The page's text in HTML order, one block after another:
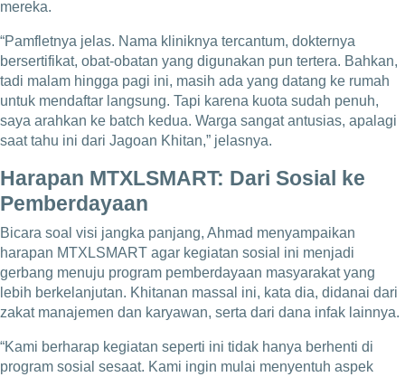
mereka.
“Pamfletnya jelas. Nama kliniknya tercantum, dokternya
bersertifikat, obat-obatan yang digunakan pun tertera. Bahkan,
tadi malam hingga pagi ini, masih ada yang datang ke rumah
untuk mendaftar langsung. Tapi karena kuota sudah penuh,
saya arahkan ke batch kedua. Warga sangat antusias, apalagi
saat tahu ini dari Jagoan Khitan,” jelasnya.
Harapan MTXLSMART: Dari Sosial ke
Pemberdayaan
Bicara soal visi jangka panjang, Ahmad menyampaikan
harapan MTXLSMART agar kegiatan sosial ini menjadi
gerbang menuju program pemberdayaan masyarakat yang
lebih berkelanjutan. Khitanan massal ini, kata dia, didanai dari
zakat manajemen dan karyawan, serta dari dana infak lainnya.
“Kami berharap kegiatan seperti ini tidak hanya berhenti di
program sosial sesaat. Kami ingin mulai menyentuh aspek